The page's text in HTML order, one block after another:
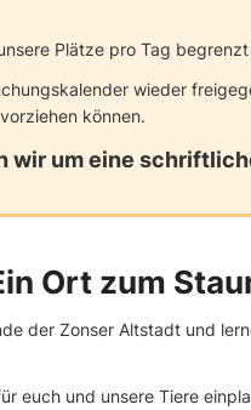
Plätze pro Tag
wieder
können.
wir um eine
Ort zum
der Zonser Altstadt und
euch und unsere Tiere